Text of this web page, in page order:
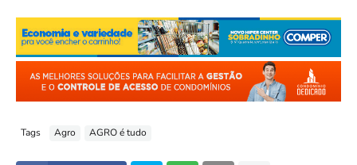
Tags Agro AGRO é tudo